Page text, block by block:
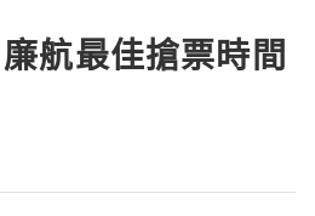
航最佳搶票時間